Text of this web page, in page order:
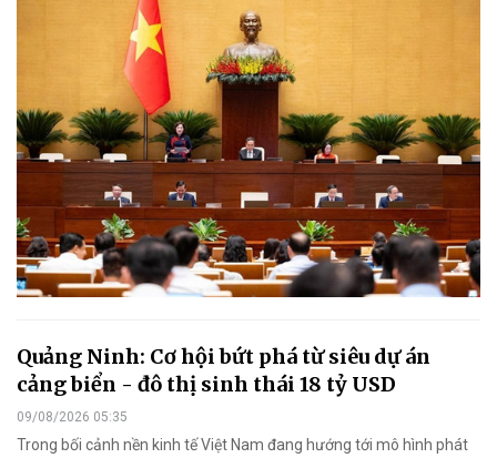
Quảng Ninh: Cơ hội bứt phá từ siêu dự án
cảng biển - đô thị sinh thái 18 tỷ USD
09/08/2026 05:35
Trong bối cảnh nền kinh tế Việt Nam đang hướng tới mô hình phát